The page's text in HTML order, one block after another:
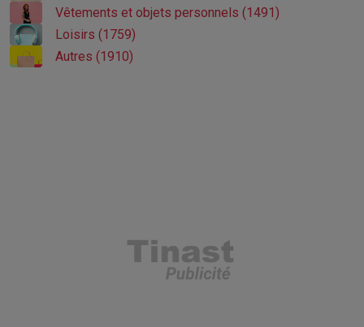
Vêtements et objets personnels (1491)
Loisirs (1759)
Autres (1910)